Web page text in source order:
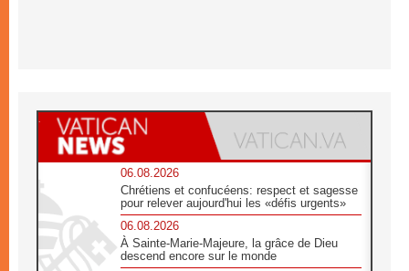
06.08.2026
Chrétiens et confucéens: respect et sagesse
pour relever aujourd'hui les «défis urgents»
06.08.2026
À Sainte-Marie-Majeure, la grâce de Dieu
descend encore sur le monde